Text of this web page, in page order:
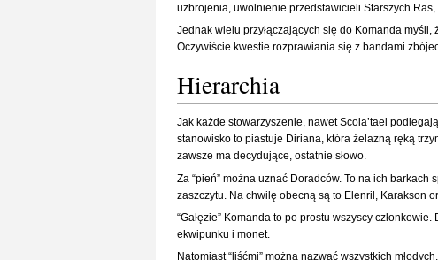
uzbrojenia, uwolnienie przedstawicieli Starszych
Jednak wielu przyłączających się do Komanda
Oczywiście kwestie rozprawiania się z bandami
Hierarchia
Jak każde stowarzyszenie, nawet Scoia’tael
stanowisko to piastuje Diriana, która żelazną ręką
zawsze ma decydujące, ostatnie słowo.
Za “pień” można uznać Doradców. To na ich
zaszczytu. Na chwilę obecną są to Elenril, Karakson
“Gałęzie” Komanda to po prostu wszyscy
ekwipunku i monet.
Natomiast “liśćmi” można nazwać wszystkich